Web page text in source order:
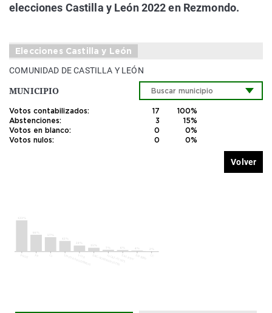
elecciones Castilla y León 2022 en Rezmondo.
Elecciones Castilla y León
COMUNIDAD DE CASTILLA Y LEÓN
MUNICIPIO
Votos contabilizados: 17
100%
Abstenciones:
3
15%
Votos en blanco:
0
0%
Votos nulos:
0 0%
Volver